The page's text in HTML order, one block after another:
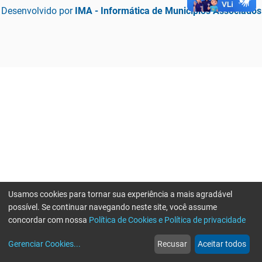
Desenvolvido por IMA - Informática de Municípios Associados
web
Notícias
more_horiz
Mais
Usamos cookies para tornar sua experiência a mais agradável
possível. Se continuar navegando neste site, você assume
concordar com nossa Política de Cookies e Política de privacidade
Gerenciar Cookies... Recusar Aceitar todos
Erro ao enviar informações, por favor tente novamente